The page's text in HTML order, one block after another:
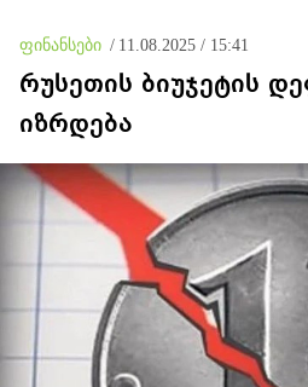
ფინანსები / 11.08.2025 / 15:41
რუსეთის ბიუჯეტის
იზრდება